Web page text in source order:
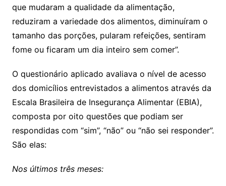
que mudaram a qualidade da alimentação,
reduziram a variedade dos alimentos, diminuíram o
tamanho das porções, pularam refeições, sentiram
fome ou ficaram um dia inteiro sem comer”.
O questionário aplicado avaliava o nível de acesso
dos domicílios entrevistados a alimentos através da
Escala Brasileira de Insegurança Alimentar (EBIA),
composta por oito questões que podiam ser
respondidas com “sim”, “não” ou “não sei responder”.
São elas:
Nos últimos três meses: